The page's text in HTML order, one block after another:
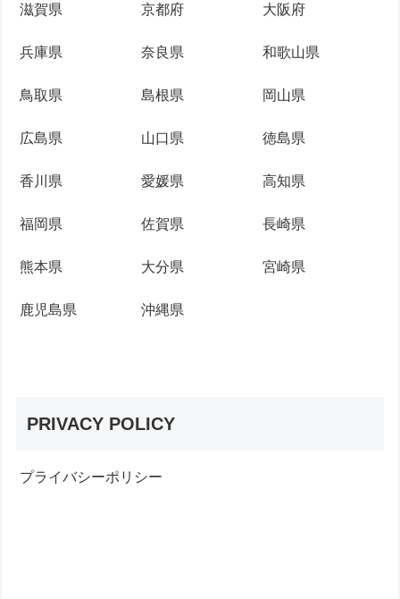
滋賀県 京都府 大阪府
兵庫県 奈良県 和歌山県
鳥取県 島根県 岡山県
広島県 山口県 徳島県
香川県 愛媛県 高知県
福岡県 佐賀県 長崎県
熊本県 大分県 宮崎県
鹿児島県 沖縄県
PRIVACY POLICY
プライバシーポリシー